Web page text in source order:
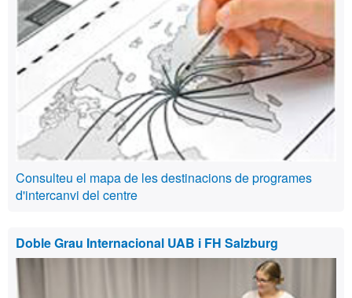
Consulteu el mapa de les destinacions de programes
d'intercanvi del centre
Doble Grau Internacional UAB i FH Salzburg